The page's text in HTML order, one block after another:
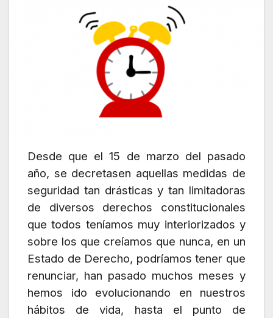
Desde que el 15 de marzo del pasado
año, se decretasen aquellas medidas de
seguridad tan drásticas y tan limitadoras
de diversos derechos constitucionales
que todos teníamos muy interiorizados y
sobre los que creíamos que nunca, en un
Estado de Derecho, podríamos tener que
renunciar, han pasado muchos meses y
hemos ido evolucionando en nuestros
hábitos de vida, hasta el punto de